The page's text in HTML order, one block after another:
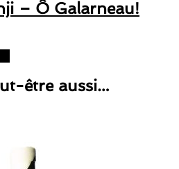
– Ô Galarneau!
être aussi…